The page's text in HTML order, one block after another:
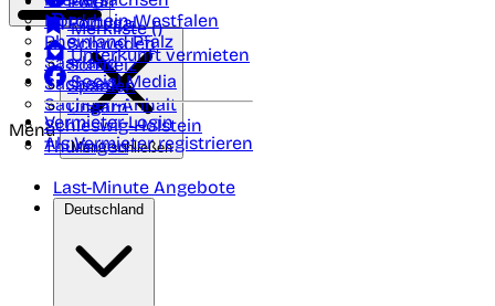
Nordrhein-Westfalen
Rheinland Pfalz
Saarland
Sachsen
Sachsen-Anhalt
Schleswig-Holstein
Thüringen
Portugal
Schweden
Schweiz
Spanien
Ungarn
Merkliste ()
Unterkunft vermieten
Social Media
Vermieter-Login
Als Vermieter registrieren
Menü
Menü schließen
Last-Minute Angebote
Deutschland